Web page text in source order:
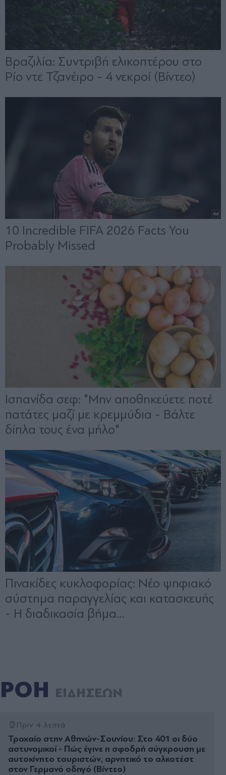
ΡΟΗ ΕΙΔΗΣΕΩΝ
Πριν 4 λεπτά
Τροχαίο στην Αθηνών-Σουνίου: Στο 401 οι δύο
αστυνομικοί - Πώς έγινε η σφοδρή σύγκρουση με
αυτοκίνητο τουριστών, αρνητικό το αλκοτέστ
στον Γερμανό οδηγό (Βίντεο)